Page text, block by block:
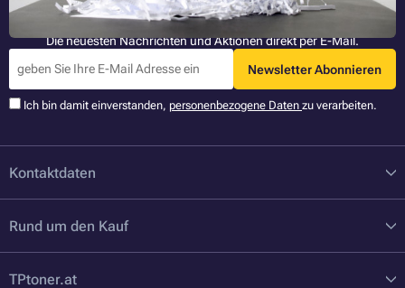
Bleiben Sie informiert
Die neuesten Nachrichten und Aktionen direkt per E-Mail.
Newsletter Abonnieren
Ich bin damit einverstanden, personenbezogene Daten zu verarbeiten.
Kontaktdaten
Rund um den Kauf
TPtoner.at